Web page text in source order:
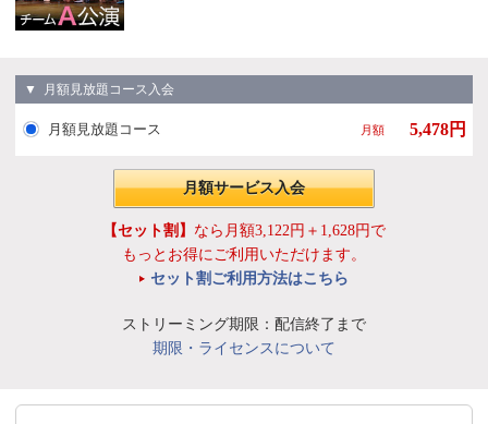
▼ 月額見放題コース入会
月額見放題コース 月額 5,478円
月額サービス入会
【セット割】 なら月額3,122円＋1,628円で
もっとお得にご利用いただけます。
セット割ご利用方法はこちら
ストリーミング期限：配信終了まで
期限・ライセンスについて